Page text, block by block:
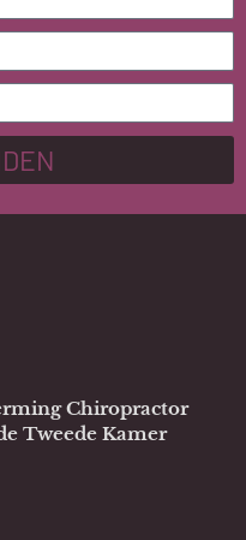
Chiropractor
Tweede Kamer